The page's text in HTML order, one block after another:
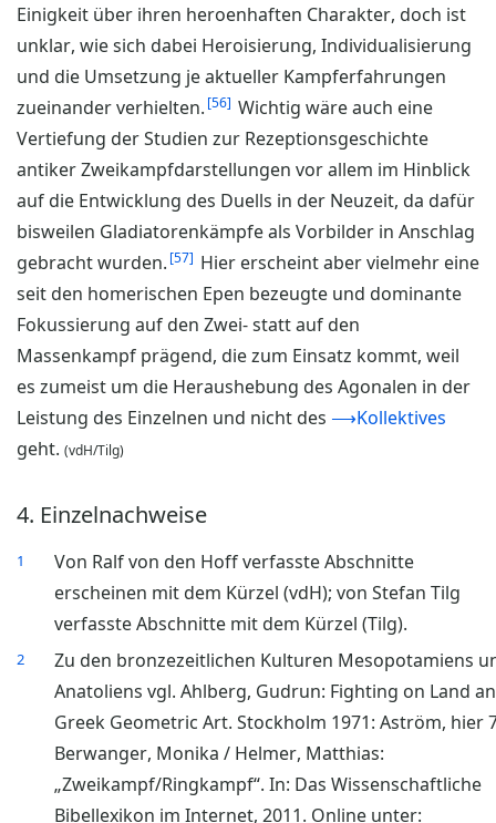
Einigkeit über ihren heroenhaften Charakter, doch ist
unklar, wie sich dabei Heroisierung, Individualisierung
und die Umsetzung je aktueller Kampferfahrungen
zueinander verhielten. 56 Wichtig wäre auch eine
Vertiefung der Studien zur Rezeptionsgeschichte
antiker Zweikampfdarstellungen vor allem im Hinblick
auf die Entwicklung des Duells in der Neuzeit, da dafür
bisweilen Gladiatorenkämpfe als Vorbilder in Anschlag
gebracht wurden. 57
Hier erscheint aber vielmehr eine
seit den homerischen Epen bezeugte und dominante
Fokussierung auf den Zwei- statt auf den
Massenkampf prägend, die zum Einsatz kommt, weil
es zumeist um die Heraushebung des Agonalen in der
Leistung des Einzelnen und nicht des ⟶Kollektives
geht. (vdH/Tilg)
4. Einzelnachweise
1
Von Ralf von den Hoff verfasste Abschnitte
erscheinen mit dem Kürzel (vdH); von Stefan Tilg
verfasste Abschnitte mit dem Kürzel (Tilg).
2
Zu den bronzezeitlichen Kulturen Mesopotamiens
Anatoliens vgl. Ahlberg, Gudrun: Fighting on Land
Greek Geometric Art. Stockholm 1971: Aström, hier
Berwanger, Monika / Helmer, Matthias:
„Zweikampf/Ringkampf“. In: Das Wissenschaftliche
Bibellexikon im Internet, 2011. Online unter: